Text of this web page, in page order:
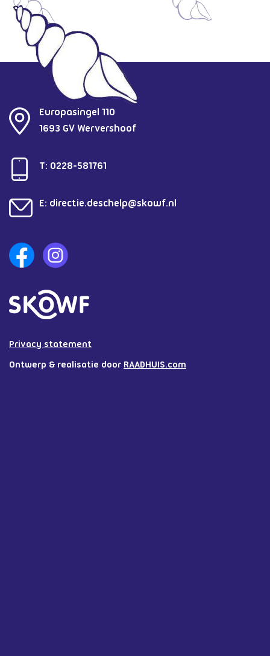
Europasingel 110
1693 GV Wervershoof
T: 0228-581761
E: directie.deschelp@skowf.nl
Privacy statement
Ontwerp & realisatie door RAADHUIS.com